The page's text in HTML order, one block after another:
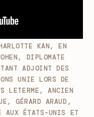
KAN, EN
DIPLOMATE
ADJOINT DES
UNIE LORS DE
LETERME, ANCIEN
GÉRARD ARAUD,
AUX ÉTATS-UNIS ET